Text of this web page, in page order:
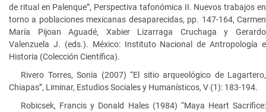
de ritual en Palenque”, Perspectiva tafonómica II. Nuevos trabajos en
torno a poblaciones mexicanas desaparecidas, pp. 147-164, Carmen
María Pijoan Aguadé, Xabier Lizarraga Cruchaga y Gerardo
Valenzuela J. (eds.). México: Instituto Nacional de Antropología e
Historia (Colección Científica).
Rivero Torres, Sonia (2007) “El sitio arqueológico de Lagartero,
Chiapas”, Liminar, Estudios Sociales y Humanísticos, V (1): 183-194.
Robicsek, Francis y Donald Hales (1984) “Maya Heart Sacrifice: